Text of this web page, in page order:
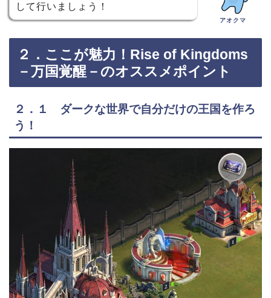
して行いましょう！
アオクマ
２．ここが魅力！Rise of Kingdoms
－万国覚醒－のオススメポイント
２．１ ダークな世界で自分だけの王国を作ろ
う！